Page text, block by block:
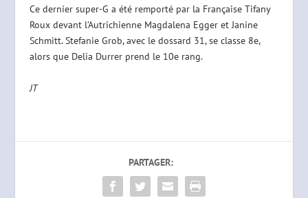
Ce dernier super-G a été remporté par la Française Tifany
Roux devant l’Autrichienne Magdalena Egger et Janine
Schmitt. Stefanie Grob, avec le dossard 31, se classe 8e,
alors que Delia Durrer prend le 10e rang.
JT
PARTAGER: